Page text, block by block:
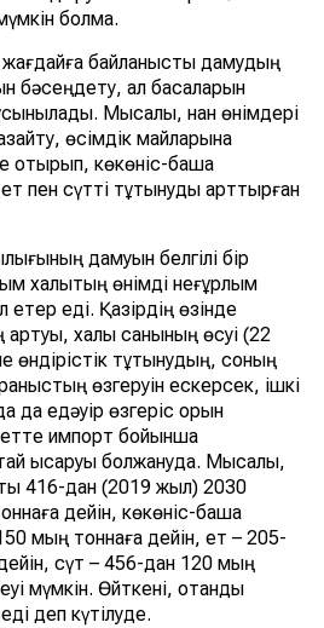
болмақ.
жағдайға байланысты дамудың
бәсеңдету, ал басқаларын
Мысалы, нан өнімдері
өсімдік майларына
көкөніс-бақша
пен сүтті тұтынуды арттырған
дамуын белгілі бір
халықтың өнімді неғұрлым
етер еді. Қазірдің өзінде
халық санының өсуі (22
өндірістік тұтынудың, соның
өзгеруін ескерсек, ішкі
да едәуір өзгеріс орын
импорт бойынша
қысқаруы болжануда. Мысалы,
416-дан (2019 жыл) 2030
дейін, көкөніс-бақша
мың тоннаға дейін, ет – 205-
сүт – 456-дан 120 мың
мүмкін. Өйткені, отандық
деп күтілуде.